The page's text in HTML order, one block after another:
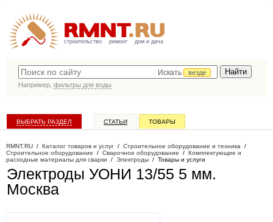
строительство ремонт дом и дача
Искать
везде
Например, фильтры для воды
ВЫБРАТЬ РАЗДЕЛ СТАТЬИ ТОВАРЫ
RMNT.RU / Каталог товаров и услуг / Строительное оборудование и техника /
Строительное оборудование / Сварочное оборудование / Комплектующие и
расходные материалы для сварки / Электроды / Товары и услуги
Электроды УОНИ 13/55 5 мм.
Москва